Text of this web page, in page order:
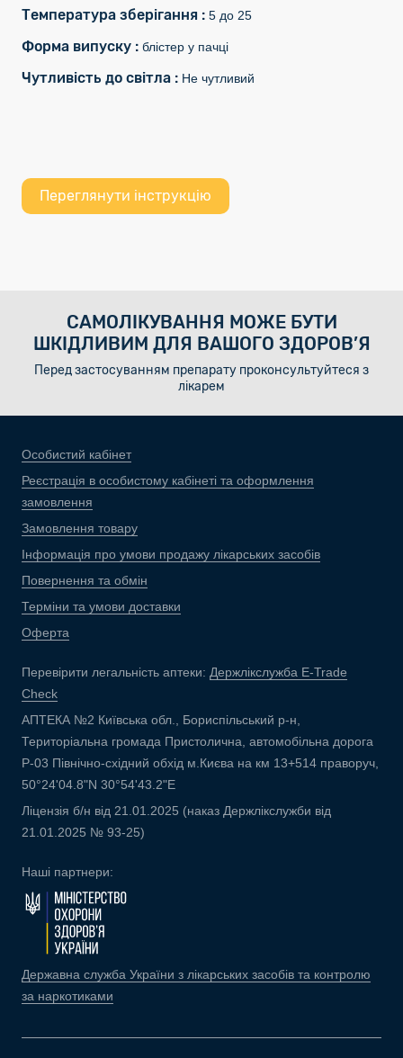
Температура зберігання : 5 до 25
Форма випуску : блістер у пачці
Чутливість до світла : Не чутливий
Переглянути інструкцію
САМОЛІКУВАННЯ МОЖЕ БУТИ
ШКІДЛИВИМ ДЛЯ ВАШОГО ЗДОРОВ’Я
Перед застосуванням препарату проконсультуйтеся з
лікарем
Особистий кабінет
Реєстрація в особистому кабінеті та оформлення
замовлення
Замовлення товару
Інформація про умови продажу лікарських засобів
Повернення та обмін
Терміни та умови доставки
Оферта
Перевірити легальність аптеки: Держлікслужба E-Trade
Check
АПТЕКА №2 Київська обл., Бориспільський р-н,
Територіальна громада Пристолична, автомобільна дорога
Р-03 Північно-східний обхід м.Києва на км 13+514 праворуч,
50°24'04.8"N 30°54'43.2"E
Ліцензія б/н від 21.01.2025 (наказ Держлікслужби від
21.01.2025 № 93-25)
Наші партнери:
Державна служба України з лікарських засобів та контролю
за наркотиками